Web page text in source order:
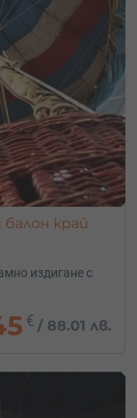
край
издигане с
€ /88.01 лв.